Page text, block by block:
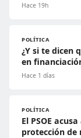
Hace 19h
POLÍTICA
¿Y si te dicen
en
Hace 1 días
POLÍTICA
El PSOE
protección de